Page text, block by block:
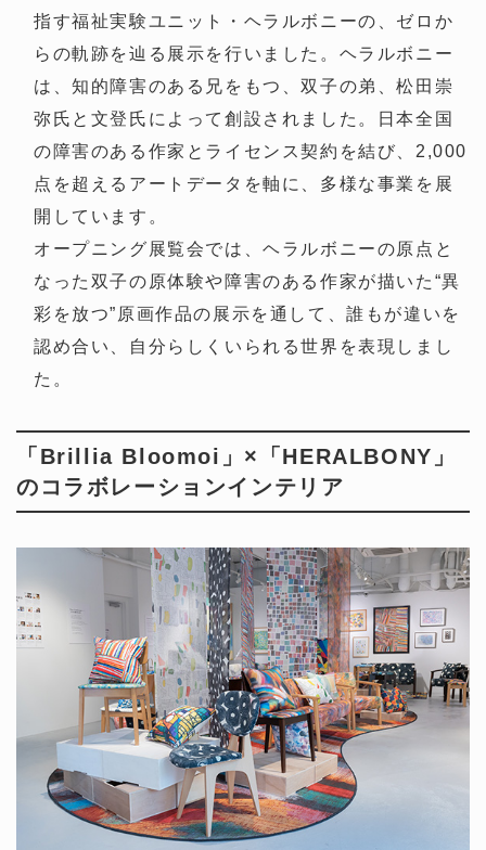
指す福祉実験ユニット・ヘラルボニーの、ゼロか
らの軌跡を辿る展示を行いました。ヘラルボニー
は、知的障害のある兄をもつ、双子の弟、松田崇
弥氏と文登氏によって創設されました。日本全国
の障害のある作家とライセンス契約を結び、2,000
点を超えるアートデータを軸に、多様な事業を展
開しています。
オープニング展覧会では、ヘラルボニーの原点と
なった双子の原体験や障害のある作家が描いた“異
彩を放つ”原画作品の展示を通して、誰もが違いを
認め合い、自分らしくいられる世界を表現しまし
た。
「Brillia Bloomoi」×「HERALBONY」
のコラボレーションインテリア